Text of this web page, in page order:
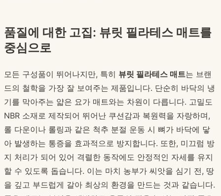
품질에 대한 고집: 뷰릿 필라테스 매트를
중심으로
모든 구성품이 뛰어나지만, 특히 뷰릿 필라테스 매트는 브랜
드의 철학을 가장 잘 보여주는 제품입니다. 단순히 바닥의 냉
기를 막아주는 얇은 요가 매트와는 차원이 다릅니다. 고밀도
NBR 소재로 제작되어 뛰어난 쿠션감과 복원력을 자랑하며,
롤 다운이나 롤링과 같은 척추 분절 운동 시 뼈가 바닥에 닿
아 발생하는 통증을 효과적으로 방지합니다. 또한, 미끄럼 방
지 처리가 되어 있어 격렬한 동작에도 안정적인 자세를 유지
할 수 있도록 돕습니다. 이는 마치 농부가 씨앗을 심기 전, 땅
을 깊고 부드럽게 갈아 최상의 환경을 만드는 것과 같습니다.